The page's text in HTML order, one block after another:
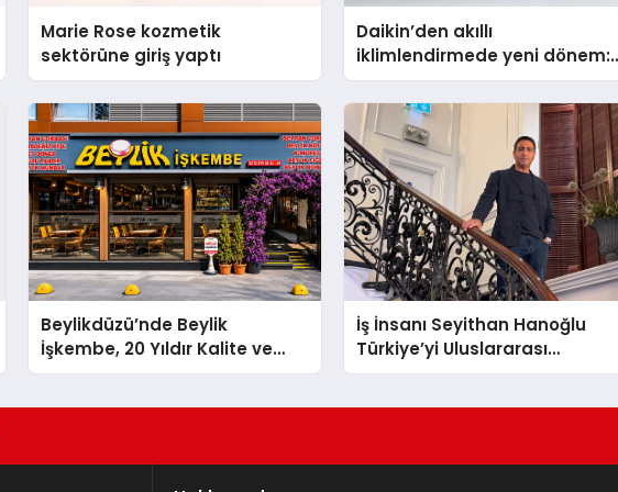
Marie Rose kozmetik
sektörüne giriş yaptı
Daikin’den akıllı
iklimlendirmede yeni dönem:
Madoka Plus Türkiye’de
Beylikdüzü’nde Beylik
İşkembe, 20 Yıldır Kalite ve
Lezzetin Değişmeyen Adresi
İş İnsanı Seyithan Hanoğlu
Türkiye’yi Uluslararası
Arenada Tanıtmayı